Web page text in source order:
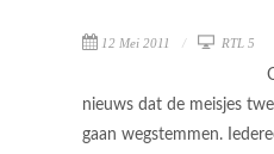
12 Mei 2011 RTL 5
nieuws dat de meisjes
gaan wegstemmen.